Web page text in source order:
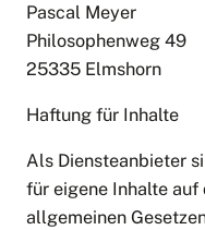
Pascal Meyer
Philosophenweg 49
25335 Elmshorn
Haftung für Inhalte
Als Diensteanbieter
für eigene Inhalte auf
allgemeinen